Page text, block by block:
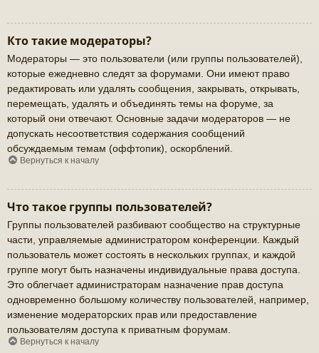
Кто такие модераторы?
Модераторы — это пользователи (или группы пользователей),
которые ежедневно следят за форумами. Они имеют право
редактировать или удалять сообщения, закрывать, открывать,
перемещать, удалять и объединять темы на форуме, за
который они отвечают. Основные задачи модераторов — не
допускать несоответствия содержания сообщений
обсуждаемым темам (оффтопик), оскорблений.
Вернуться к началу
Что такое группы пользователей?
Группы пользователей разбивают сообщество на структурные
части, управляемые администратором конференции. Каждый
пользователь может состоять в нескольких группах, и каждой
группе могут быть назначены индивидуальные права доступа.
Это облегчает администраторам назначение прав доступа
одновременно большому количеству пользователей, например,
изменение модераторских прав или предоставление
пользователям доступа к приватным форумам.
Вернуться к началу